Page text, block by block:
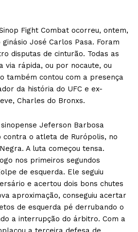
Fight Combat ocorreu, ontem,
José Carlos Pasa. Foram
disputas de cinturão. Todas as
via rápida, ou por nocaute, ou
também contou com a presença
da história do UFC e ex-
Charles do Bronxs.
Jeferson Barbosa
contra o atleta de Rurópolis, no
A luta começou tensa.
nos primeiros segundos
de esquerda. Ele seguiu
e acertou dois bons chutes
aproximação, conseguiu acertar
de esquerda pé derrubando o
a interrupção do árbitro. Com a